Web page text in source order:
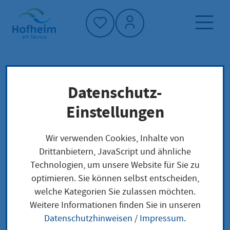
Startseite"
Neuigkeiten und Ausschreibungen
Behaupte dich gegen Mobbing
Behaupte dich gegen
Datenschutz-
Einstellungen
Wir verwenden Cookies, Inhalte von
Drittanbietern, JavaScript und ähnliche
Technologien, um unsere Website für Sie zu
optimieren. Sie können selbst entscheiden,
welche Kategorien Sie zulassen möchten.
Weitere Informationen finden Sie in unseren
Datenschutzhinweisen / Impressum.